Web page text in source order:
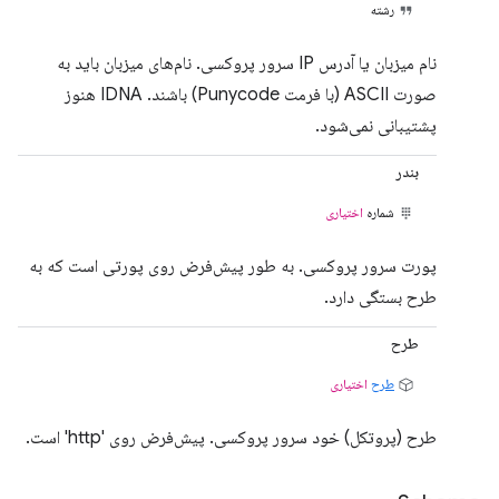
رشته
نام میزبان یا آدرس IP سرور پروکسی. نام‌های میزبان باید به
صورت ASCII (با فرمت Punycode) باشند. IDNA هنوز
پشتیبانی نمی‌شود.
بندر
شماره اختیاری
پورت سرور پروکسی. به طور پیش‌فرض روی پورتی است که به
طرح بستگی دارد.
طرح
طرح اختیاری
طرح (پروتکل) خود سرور پروکسی. پیش‌فرض روی 'http' است.